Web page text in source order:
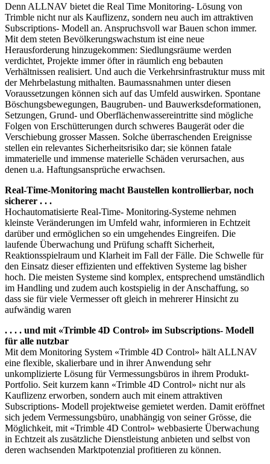
Denn ALLNAV bietet die Real Time Monitoring- Lösung von
Trimble nicht nur als Kauflizenz, sondern neu auch im attraktiven
Subscriptions- Modell an. Anspruchsvoll war Bauen schon immer.
Mit dem steten Bevölkerungswachstum ist eine neue
Herausforderung hinzugekommen: Siedlungsräume werden
verdichtet, Projekte immer öfter in räumlich eng bebauten
Verhältnissen realisiert. Und auch die Verkehrsinfrastruktur muss mit
der Mehrbelastung mithalten. Baumassnahmen unter diesen
Voraussetzungen können sich auf das Umfeld auswirken. Spontane
Böschungsbewegungen, Baugruben- und Bauwerksdeformationen,
Setzungen, Grund- und Oberflächenwassereintritte sind mögliche
Folgen von Erschütterungen durch schweres Baugerät oder die
Verschiebung grosser Massen. Solche überraschenden Ereignisse
stellen ein relevantes Sicherheitsrisiko dar; sie können fatale
immaterielle und immense materielle Schäden verursachen, aus
denen u.a. Haftungsansprüche erwachsen.
Real-Time-Monitoring macht Baustellen kontrollierbar, noch
sicherer . . .
Hochautomatisierte Real-Time- Monitoring-Systeme nehmen
kleinste Veränderungen im Umfeld wahr, informieren in Echtzeit
darüber und ermöglichen so ein umgehendes Eingreifen. Die
laufende Überwachung und Prüfung schafft Sicherheit,
Reaktionsspielraum und Klarheit im Fall der Fälle. Die Schwelle für
den Einsatz dieser effizienten und effektiven Systeme lag bisher
hoch. Die meisten Systeme sind komplex, entsprechend umständlich
im Handling und zudem auch kostspielig in der Anschaffung, so
dass sie für viele Vermesser oft gleich in mehrerer Hinsicht zu
aufwändig waren
. . . . und mit «Trimble 4D Control» im Subscriptions- Modell
für alle nutzbar
Mit dem Monitoring System «Trimble 4D Control» hält ALLNAV
eine flexible, skalierbare und in ihrer Anwendung sehr
unkomplizierte Lösung für Vermessungsbüros in ihrem Produkt-
Portfolio. Seit kurzem kann «Trimble 4D Control» nicht nur als
Kauflizenz erworben, sondern auch mit einem attraktiven
Subscriptions- Modell projektweise gemietet werden. Damit eröffnet
sich jedem Vermessungsbüro, unabhängig von seiner Grösse, die
Möglichkeit, mit «Trimble 4D Control» webbasierte Überwachung
in Echtzeit als zusätzliche Dienstleistung anbieten und selbst von
deren wachsenden Marktpotenzial profitieren zu können.